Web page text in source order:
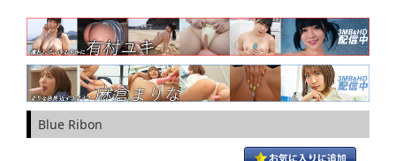
Blue Ribon